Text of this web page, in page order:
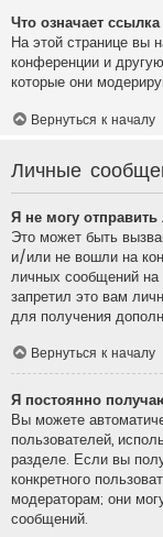
Что означает
На этой странице вы
конференции и
которые они
Вернуться к началу
Личные
Я не могу
Это может быть
и/или не вошли на
личных сообщений на
запретил это вам
для получения
Вернуться к началу
Я постоянно
Вы можете
пользователей,
разделе. Если вы
конкретного
модераторам; они
сообщений.